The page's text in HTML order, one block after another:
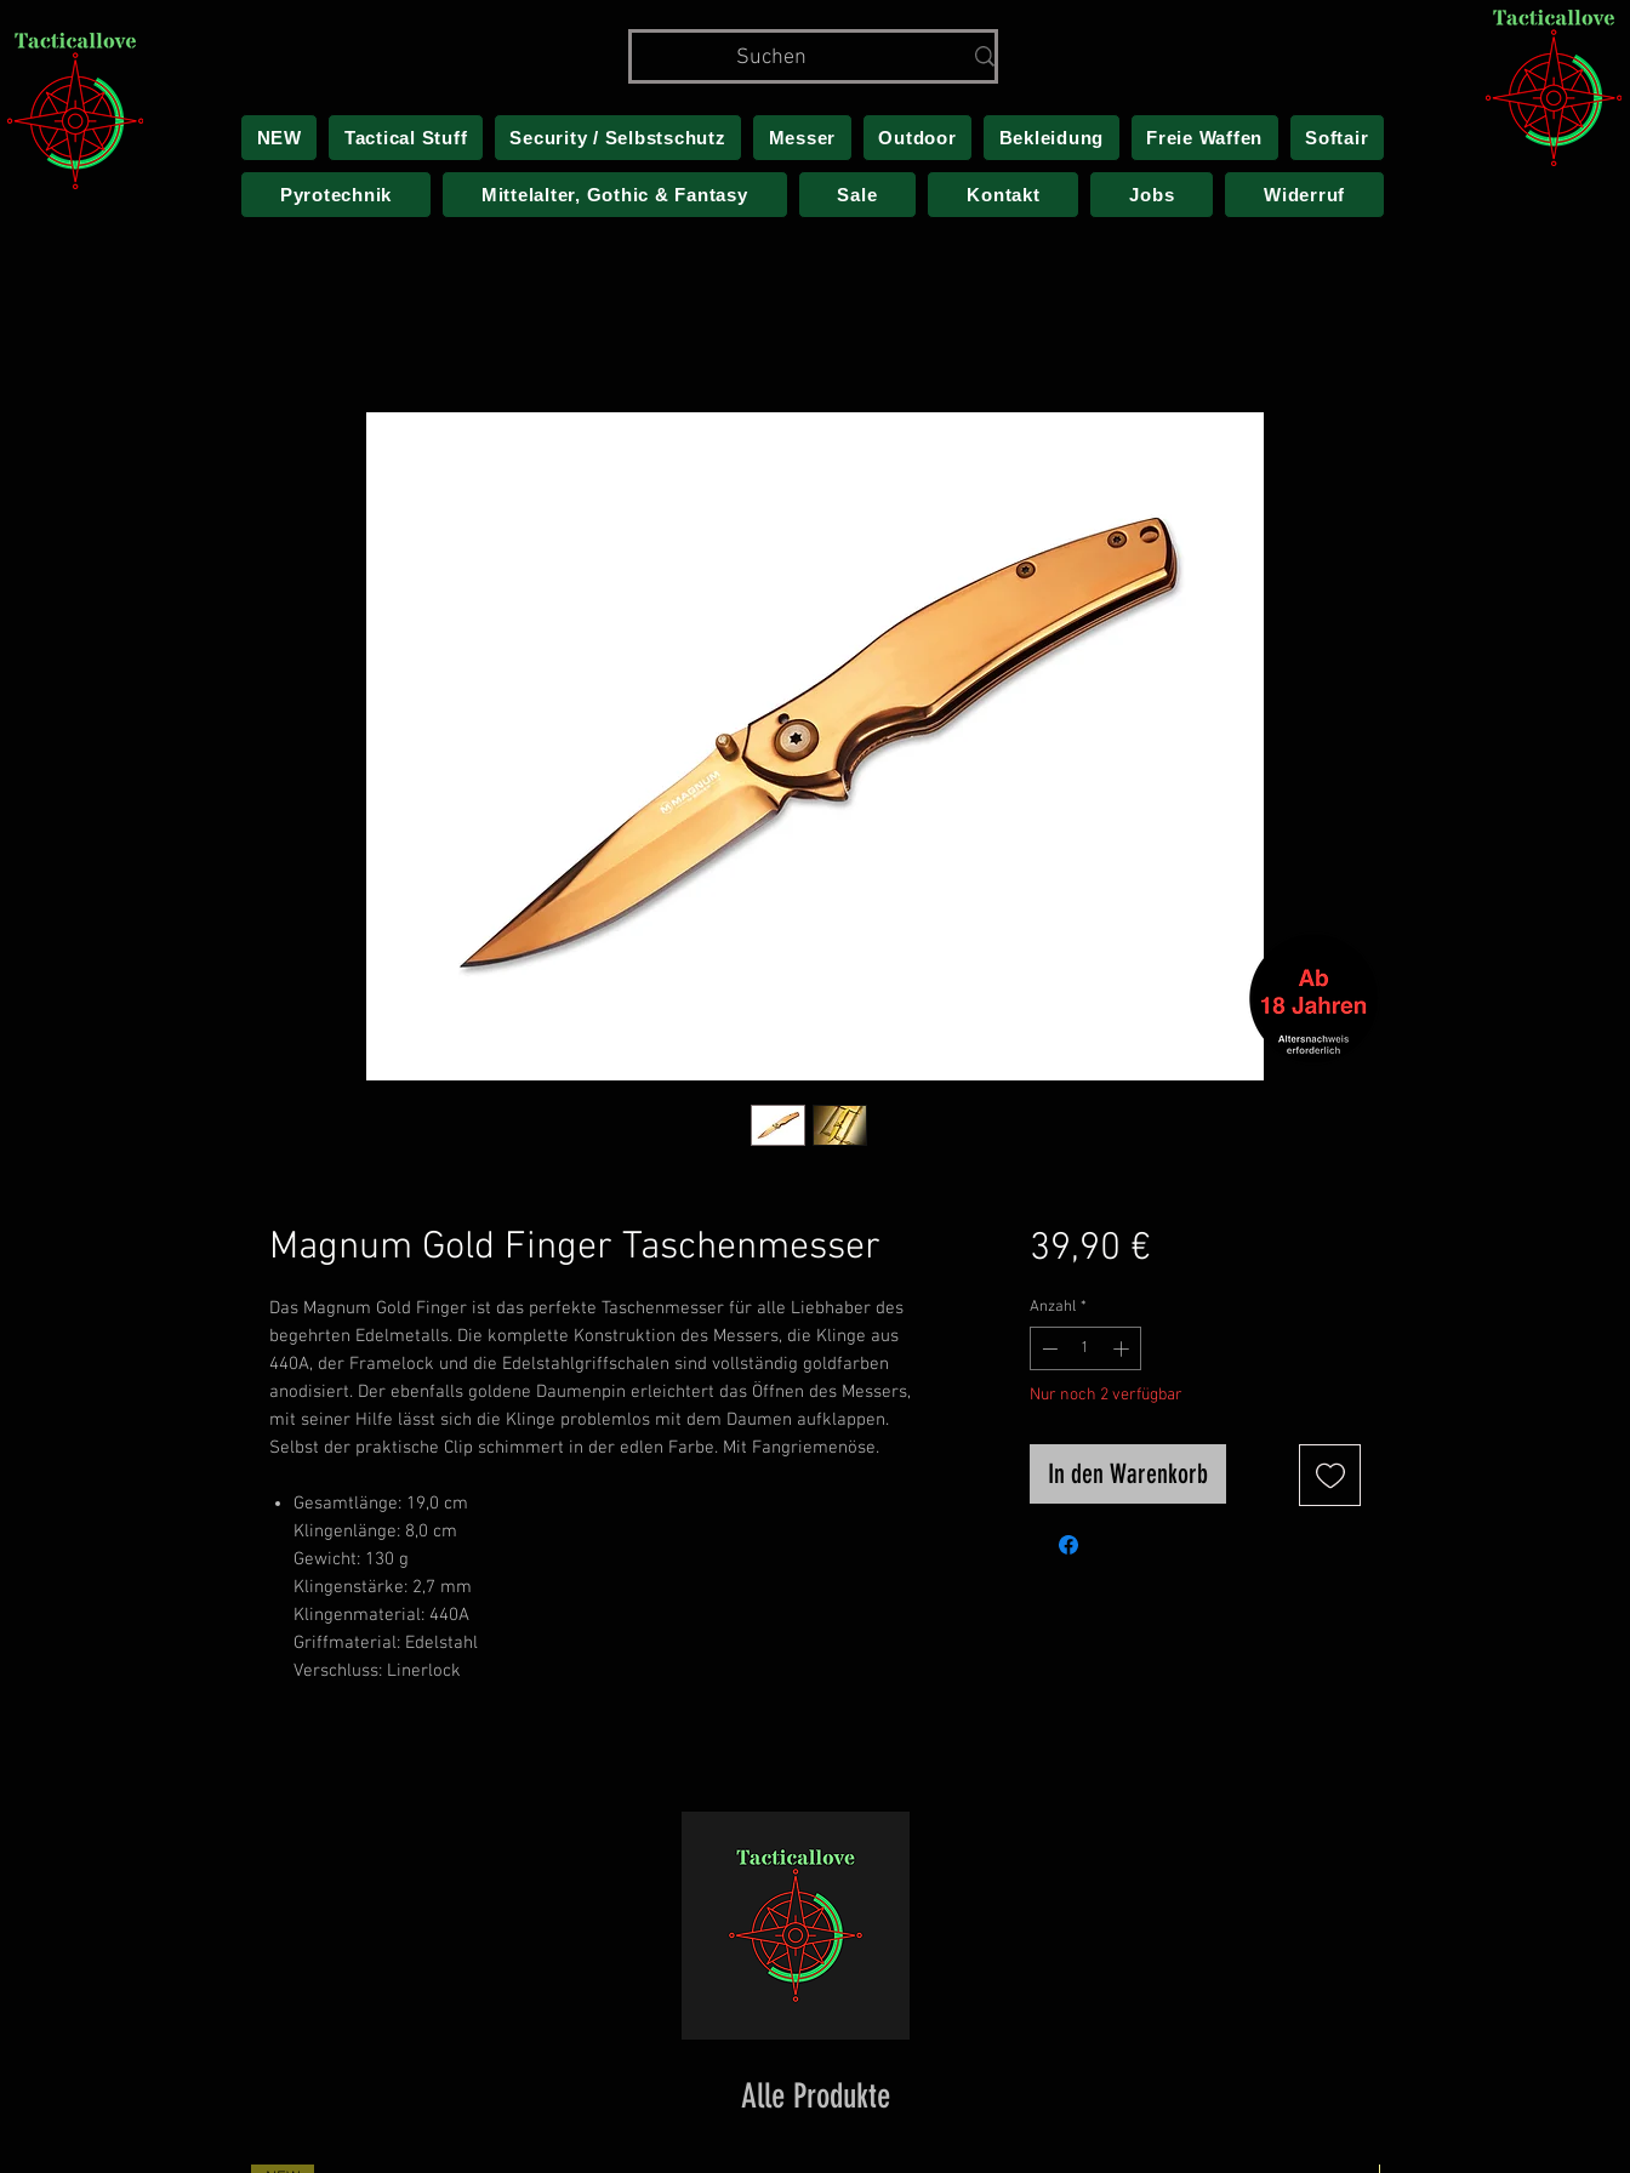
NEW Tactical Stuff Security / Selbstschutz Messer Outdoor Bekleidung Freie Waffen Softair
Pyrotechnik Mittelalter, Gothic & Fantasy Sale Kontakt Jobs Widerruf
Magnum Gold Finger Taschenmesser
Das Magnum Gold Finger ist das perfekte Taschenmesser für alle Liebhaber des
begehrten Edelmetalls. Die komplette Konstruktion des Messers, die Klinge aus
440A, der Framelock und die Edelstahlgriffschalen sind vollständig goldfarben
anodisiert. Der ebenfalls goldene Daumenpin erleichtert das Öffnen des Messers,
mit seiner Hilfe lässt sich die Klinge problemlos mit dem Daumen aufklappen.
Selbst der praktische Clip schimmert in der edlen Farbe. Mit Fangriemenöse.
Gesamtlänge: 19,0 cm
Klingenlänge: 8,0 cm
Gewicht: 130 g
Klingenstärke: 2,7 mm
Klingenmaterial: 440A
Griffmaterial: Edelstahl
Verschluss: Linerlock
39,90 €Preis
Anzahl *
Nur noch 2 verfügbar
In den Warenkorb
Alle Produkte